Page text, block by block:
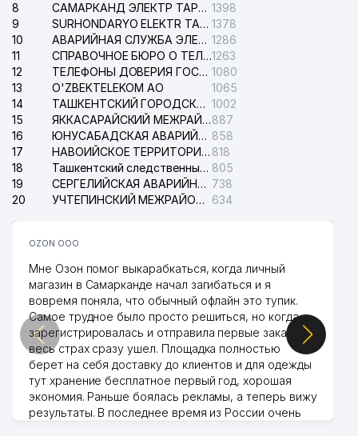
8
САМАРКАНД ЭЛЕКТР ТАРМОКЛАРИ АО 1398
9
SURHONDARYO ELEKTR TARMOKLARI АО 1378
10
АВАРИЙНАЯ СЛУЖБА ЭЛЕКТРОСЕТИ ТАШКЕНТСКОГО РАЙОНА 1286
11
СПРАВОЧНОЕ БЮРО О ТЕЛЕФОНАХ ОРГАНИЗАЦИЙ г. ТАШКЕНТА1263
12
ТЕЛЕФОНЫ ДОВЕРИЯ ГОСУДАРСТВЕННОГО ЦЕНТРА ТЕСТИРОВАНИЯ 1080
13
O'ZBEKTELEKOM АО
1065
14
ТАШКЕНТСКИЙ ГОРОДСКОЙ СУД ПО ГРАЖДАНСКИМ ДЕЛАМ 1002
15
ЯККАСАРАЙСКИЙ МЕЖРАЙОННЫЙ СУД ПО ГРАЖДАНСКИМ ДЕЛАМ887
16
ЮНУСАБАДСКАЯ АВАРИЙНАЯ СЛУЖБА ЭЛЕКТРОСЕТИ 858
17
НАВОИЙСКОЕ ТЕРРИТОРИАЛЬНОЕ ПРЕДПРИЯТИЕ ЭЛЕКТРОСЕТИ АО 818
18
Ташкентский следственный изолятор 805
19
СЕРГЕЛИЙСКАЯ АВАРИЙНАЯ СЛУЖБА ЭЛЕКТРОСЕТИ 738
20
УЧТЕПИНСКИЙ МЕЖРАЙОННЫЙ СУД ПО ГРАЖДАНСКИМ ДЕЛАМ 634
OZON ООО
Мне Озон помог выкарабкаться, когда личный
магазин в Самарканде начал загибаться и я
вовремя поняла, что обычный офлайн это тупик.
Самое трудное было просто решиться, но когда
зарегистрировалась и отправила первые заказы,
весь страх сразу ушел. Площадка полностью
берет на себя доставку до клиентов и для одежды
тут хранение бесплатное первый год, хорошая
экономия. Раньше боялась рекламы, а теперь вижу
результаты. В последнее время из России очень